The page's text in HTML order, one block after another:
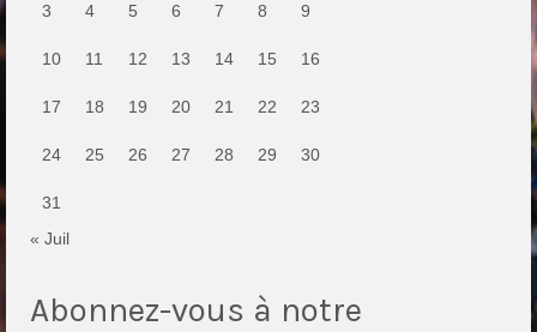
3 4 5 6 7 8 9
10 11 12 13 14 15 16
17 18 19 20 21 22 23
24 25 26 27 28 29 30
31
« Juil
Abonnez-vous à notre